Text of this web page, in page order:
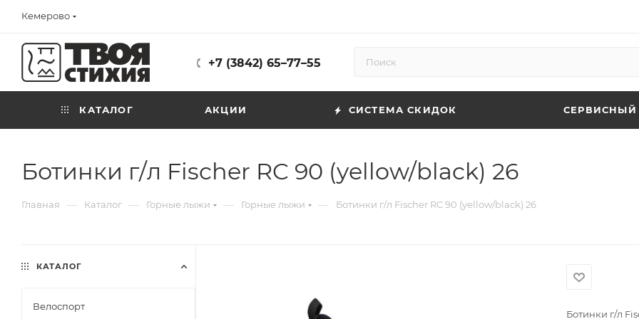
Кемерово
+7 (3842) 65–77–55
КАТАЛОГ АКЦИИ СИСТЕМА СКИДОК СЕРВИСНЫЙ
Ботинки г/л Fischer RC 90 (yellow/black) 26
Главная — Каталог — Горные лыжи — Горные лыжи — Ботинки г/л Fischer RC 90 (yellow/black) 26
Ботинки г/л
КАТАЛОГ
Велоспорт